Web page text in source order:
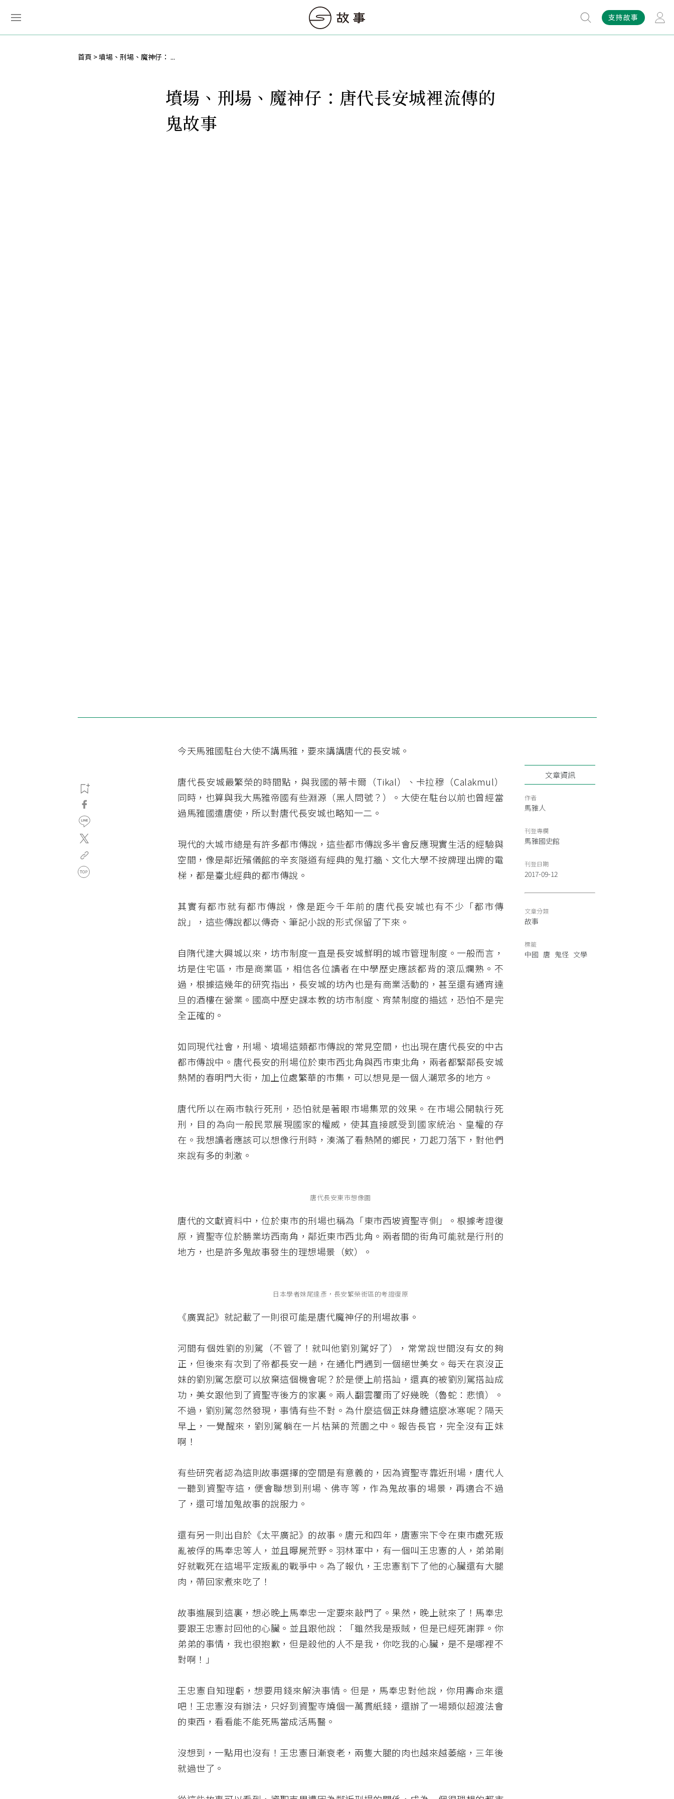
支持故事
首頁 墳場、刑場、魔神仔： ...
墳場、刑場、魔神仔：唐代長安城裡流傳的
鬼故事
今天馬雅國駐台大使不講馬雅，要來講講唐代的長安城。
唐代長安城最繁榮的時間點，與我國的蒂卡爾（Tikal）、卡拉穆（Calakmul）
同時，也算與我大馬雅帝國有些淵源（黑人問號？）。大使在駐台以前也曾經當
過馬雅國遣唐使，所以對唐代長安城也略知一二。
現代的大城市總是有許多都市傳說，這些都市傳說多半會反應現實生活的經驗與
空間，像是鄰近殯儀館的辛亥隧道有經典的鬼打牆、文化大學不按牌理出牌的電
梯，都是臺北經典的都市傳說。
其實有都市就有都市傳說，像是距今千年前的唐代長安城也有不少「都市傳
說」，這些傳說都以傳奇、筆記小說的形式保留了下來。
自隋代建大興城以來，坊市制度一直是長安城鮮明的城市管理制度。一般而言，
坊是住宅區，市是商業區，相信各位讀者在中學歷史應該都背的滾瓜爛熟。不
過，根據這幾年的研究指出，長安城的坊內也是有商業活動的，甚至還有通宵達
旦的酒樓在營業。國高中歷史課本教的坊市制度、宵禁制度的描述，恐怕不是完
全正確的。
如同現代社會，刑場、墳場這類都市傳說的常見空間，也出現在唐代長安的中古
都市傳說中。唐代長安的刑場位於東市西北角與西市東北角，兩者都緊鄰長安城
熱鬧的春明門大街，加上位處繁華的市集，可以想見是一個人潮眾多的地方。
唐代所以在兩市執行死刑，恐怕就是著眼市場集眾的效果。在市場公開執行死
刑，目的為向一般民眾展現國家的權威，使其直接感受到國家統治、皇權的存
在。我想讀者應該可以想像行刑時，湊滿了看熱鬧的鄉民，刀起刀落下，對他們
來說有多的刺激。
唐代長安東市想像圖
唐代的文獻資料中，位於東市的刑場也稱為「東市西坡資聖寺側」。根據考證復
原，資聖寺位於勝業坊西南角，鄰近東市西北角。兩者間的街角可能就是行刑的
地方，也是許多鬼故事發生的理想場景（欸）。
日本學者妹尾達彥，長安繁榮街區的考證復原
《廣異記》就記載了一則很可能是唐代魔神仔的刑場故事。
河間有個姓劉的別駕（不管了！就叫他劉別駕好了），常常說世間沒有女的夠
正，但後來有次到了帝都長安一趟，在通化門遇到一個絕世美女。每天在哀沒正
妹的劉別駕怎麼可以放棄這個機會呢？於是便上前搭訕，還真的被劉別駕搭訕成
功，美女跟他到了資聖寺後方的家裏。兩人翻雲覆雨了好幾晚（魯蛇：悲憤）。
不過，劉別駕忽然發現，事情有些不對。為什麼這個正妹身體這麼冰寒呢？隔天
早上，一覺醒來，劉別駕躺在一片枯葉的荒園之中。報告長官，完全沒有正妹
啊！
有些研究者認為這則故事選擇的空間是有意義的，因為資聖寺靠近刑場，唐代人
一聽到資聖寺這，便會聯想到刑場、佛寺等，作為鬼故事的場景，再適合不過
了，還可增加鬼故事的說服力。
還有另一則出自於《太平廣記》的故事。唐元和四年，唐憲宗下令在東市處死叛
亂被俘的馬奉忠等人，並且曝屍荒野。羽林軍中，有一個叫王忠憲的人，弟弟剛
好就戰死在這場平定叛亂的戰爭中。為了報仇，王忠憲割下了他的心臟還有大腿
肉，帶回家煮來吃了！
故事進展到這裏，想必晚上馬奉忠一定要來敲門了。果然，晚上就來了！馬奉忠
要跟王忠憲討回他的心臟。並且跟他說：「雖然我是叛賊，但是已經死謝罪。你
弟弟的事情，我也很抱歉，但是殺他的人不是我，你吃我的心臟，是不是哪裡不
對啊！」
王忠憲自知理虧，想要用錢來解決事情。但是，馬奉忠對他說，你用壽命來還
吧！王忠憲沒有辦法，只好到資聖寺燒個一萬貫紙錢，還辦了一場類似超渡法會
的東西，看看能不能死馬當成活馬醫。
沒想到，一點用也沒有！王忠憲日漸衰老，兩隻大腿的肉也越來越萎縮，三年後
就過世了。
文章資訊
作者
馬雅人
刊登專欄
馬雅國史館
刊登日期
2017-09-12
文章分類
故事
標籤
中國 唐 鬼怪 文學